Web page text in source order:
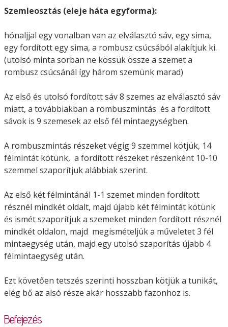
Szemleosztás (eleje háta egyforma):
hónaljjal egy vonalban van az elválasztó sáv, egy sima,
egy fordított egy sima, a rombusz csúcsából alakítjuk ki.
(utolsó minta sorban ne kössük össze a szemet a
rombusz csúcsánál így három szemünk marad)
Az első és utolsó fordított sáv 8 szemes az elválasztó sáv
miatt, a továbbiakban a rombuszmintás és a fordított
sávok is 9 szemesek az első fél mintaegységben.
A rombuszmintás részeket végig 9 szemmel kötjük, 14
félmintát kötünk, a fordított részeket részenként 10-10
szemmel szaporítjuk alábbiak szerint.
Az első két félmintánál 1-1 szemet minden fordított
résznél mindkét oldalt, majd újabb két félmintát kötünk
és ismét szaporítjuk a szemeket minden fordított résznél
mindkét oldalon, majd megismételjük a műveletet 3 fél
mintaegység után, majd egy utolsó szaporítás újabb 4
félmintaegység után.
Ezt követően tetszés szerinti hosszban kötjük a tunikát,
elég bő az alsó része akár hosszabb fazonhoz is.
Befejezés